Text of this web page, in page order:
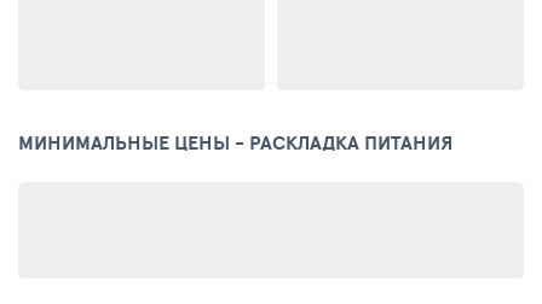
МИНИМАЛЬНЫЕ ЦЕНЫ - РАСКЛАДКА ПИТАНИЯ